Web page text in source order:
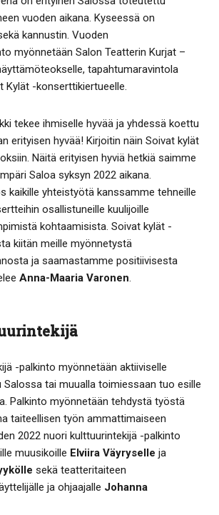
vuoden aikana. Kyseessä on
kannustin. Vuoden
myönnetään Salon Teatterin Kurjat –
tapahtumaravintola
Kylät -konserttikiertueelle.
tekee ihmiselle hyvää ja yhdessä koettu
erityisen hyvää! Kirjoitin näin Soivat kylät
Näitä erityisen hyviä hetkiä saimme
Saloa syksyn 2022 aikana.
kaikille yhteistyötä kanssamme tehneille
osallistuneille kuulijoille
kohtaamisista. Soivat kylät -
kiitän meille myönnetystä
ja saamastamme positiivisesta
Anna-Maaria Varonen
-palkinto myönnetään aktiiviselle
Salossa tai muualla toimiessaan tuo esille
Palkinto myönnetään tehdystä työstä
taiteellisen työn ammattimaiseen
2022 nuori kulttuurintekijä -palkinto
muusikoille Elviira Väyryselle ja
sekä teatteritaiteen
ja ohjaajalle Johanna